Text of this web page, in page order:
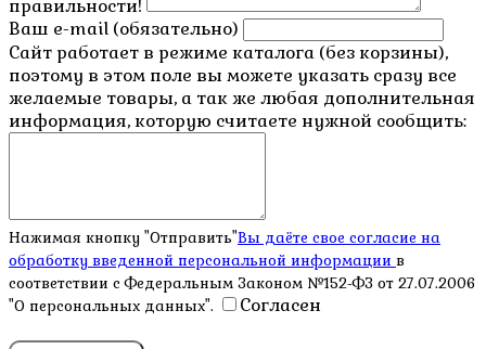
правильности!
Ваш e-mail (обязательно)
Сайт работает в режиме каталога (без корзины),
поэтому в этом поле вы можете указать сразу все
желаемые товары, а так же любая дополнительная
информация, которую считаете нужной сообщить:
Нажимая кнопку "Отправить"Вы даёте свое согласие на
обработку введенной персональной информации в
соответствии с Федеральным Законом №152-ФЗ от 27.07.2006
"О персональных данных".
Согласен